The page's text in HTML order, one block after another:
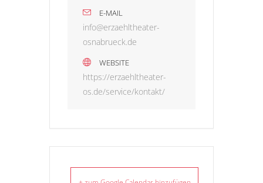
E-MAIL
info@erzaehltheater-
osnabrueck.de
WEBSITE
https://erzaehltheater-
os.de/service/kontakt/